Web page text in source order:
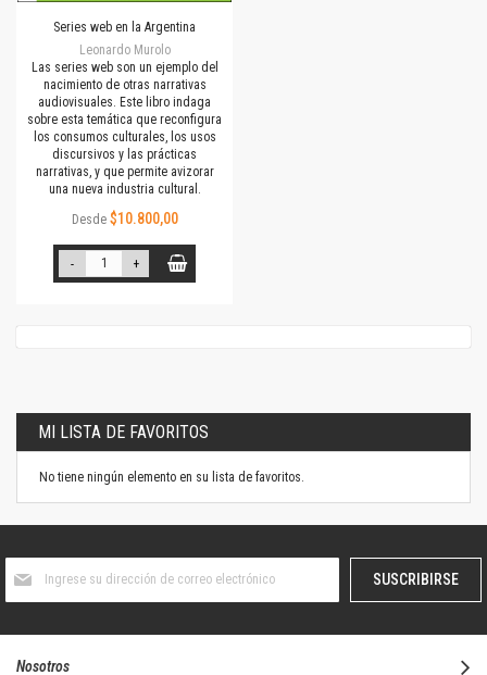
Series web en la Argentina
Leonardo Murolo
Las series web son un ejemplo del
nacimiento de otras narrativas
audiovisuales. Este libro indaga
sobre esta temática que reconfigura
los consumos culturales, los usos
discursivos y las prácticas
narrativas, y que permite avizorar
una nueva industria cultural.
Desde $10.800,00
- +
MI LISTA DE FAVORITOS
No tiene ningún elemento en su lista de favoritos.
boletín
SUSCRIBIRSE
Nosotros